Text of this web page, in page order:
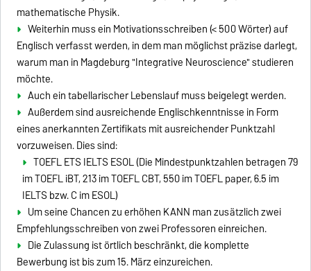
mathematische Physik.
Weiterhin muss ein Motivationsschreiben (< 500 Wörter) auf
Englisch verfasst werden, in dem man möglichst präzise darlegt,
warum man in Magdeburg "Integrative Neuroscience" studieren
möchte.
Auch ein tabellarischer Lebenslauf muss beigelegt werden.
Außerdem sind ausreichende Englischkenntnisse in Form
eines anerkannten Zertifikats mit ausreichender Punktzahl
vorzuweisen. Dies sind:
TOEFL ETS IELTS ESOL (Die Mindestpunktzahlen betragen 79
im TOEFL iBT, 213 im TOEFL CBT, 550 im TOEFL paper, 6.5 im
IELTS bzw. C im ESOL)
Um seine Chancen zu erhöhen KANN man zusätzlich zwei
Empfehlungsschreiben von zwei Professoren einreichen.
Die Zulassung ist örtlich beschränkt, die komplette
Bewerbung ist bis zum 15. März einzureichen.